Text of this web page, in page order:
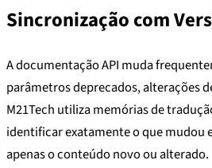
Sincronização com
A documentação API muda
parâmetros deprecados, alterações
M21Tech utiliza memórias de
identificar exatamente o que mudou
apenas o conteúdo novo ou alterado.